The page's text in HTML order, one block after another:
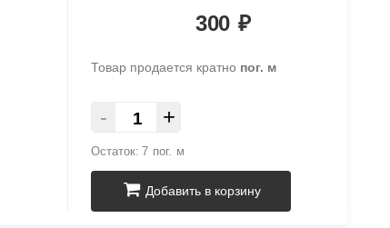
300 ₽
Товар продается кратно пог. м
- +
Остаток: 7 пог. м
Добавить в корзину